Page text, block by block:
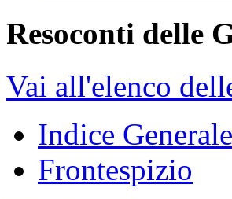
Resoconti delle
Vai all'elenco
Indice Generale
Frontespizio